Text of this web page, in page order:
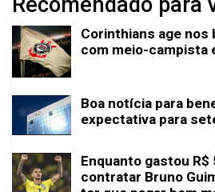
Corinthians age nos
com meio-campista
Boa notícia para
expectativa para
Enquanto gastou R$
contratar Bruno